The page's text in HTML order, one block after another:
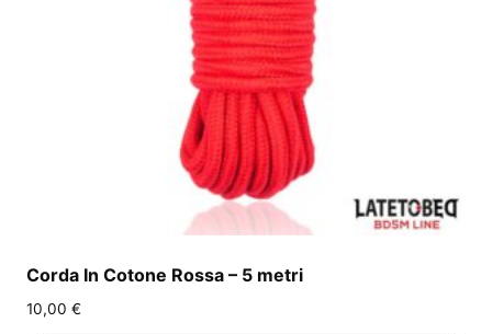
Corda In Cotone Rossa – 5 metri
10,00 €